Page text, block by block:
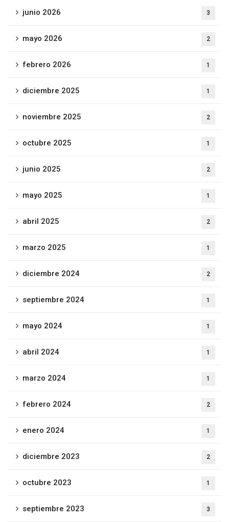
junio 2026 3
mayo 2026 2
febrero 2026 1
diciembre 2025 1
noviembre 2025 2
octubre 2025 1
junio 2025 2
mayo 2025 1
abril 2025 2
marzo 2025 1
diciembre 2024 2
septiembre 2024 1
mayo 2024 1
abril 2024 1
marzo 2024 1
febrero 2024 2
enero 2024 1
diciembre 2023 2
octubre 2023 1
septiembre 2023 3